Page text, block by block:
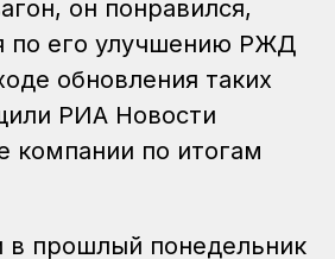
он понравился,
по его улучшению РЖД
обновления таких
РИА Новости
компании по итогам
в прошлый понедельник